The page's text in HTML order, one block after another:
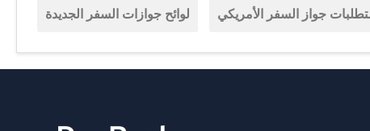
لوائح جوازات السفر الجديدة جواز السفر الأمريكي